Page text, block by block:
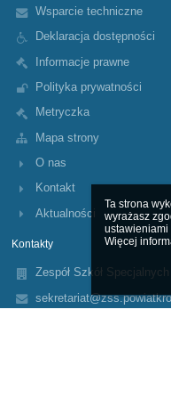
Ta strona
wyrażasz
Więcej
Wsparcie techniczne
Deklaracja dostępności
Informacje prawne
Polityka prywatności
Metryczka
Mapa strony
O nas
Kontakt
Aktualności
Kontakty
Zespół Szkół